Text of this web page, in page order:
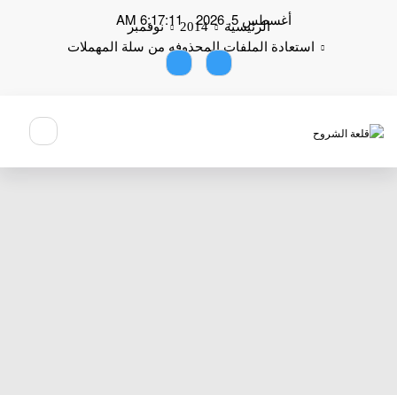
أغسطس 5, 2026 6:17:11 AM الرئيسية 2014
نوفمبر
استعادة الملفات المحذوفه من سلة المهملات